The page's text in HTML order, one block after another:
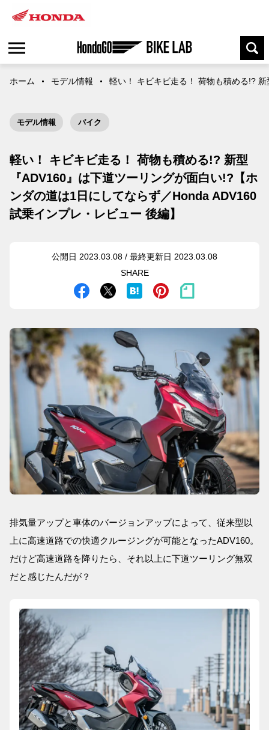
ホーム モデル情報 軽い！ キビキビ走る！ 荷物も積める!?
モデル情報 バイク
軽い！ キビキビ走る！ 荷物も積める!? 新型
『ADV160』は下道ツーリングが面白い!?【ホ
ンダの道は1日にしてならず／Honda ADV160
試乗インプレ・レビュー 後編】
公開日 2023.03.08 / 最終更新日 2023.03.08
SHARE
排気量アップと車体のバージョンアップによって、従来型以
上に高速道路での快適クルージングが可能となったADV160。
だけど高速道路を降りたら、それ以上に下道ツーリング無双
だと感じたんだが？